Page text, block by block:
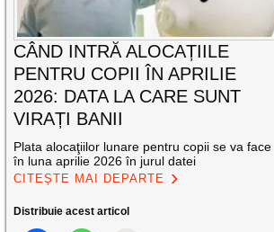
CÂND INTRĂ ALOCAȚIILE
PENTRU COPII ÎN APRILIE
2026: DATA LA CARE SUNT
VIRAȚI BANII
Plata alocaţiilor lunare pentru copii se va face
în luna aprilie 2026 în jurul datei
CITEȘTE MAI DEPARTE
Distribuie acest articol